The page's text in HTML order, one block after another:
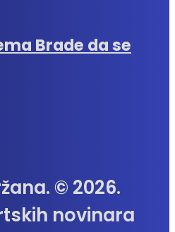
Brade da se
© 2026.
novinara